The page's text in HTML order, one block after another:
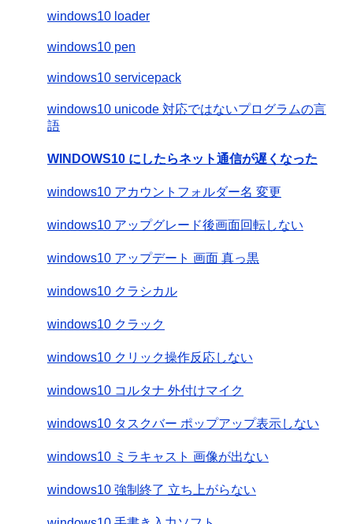
windows10 loader
windows10 pen
windows10 servicepack
windows10 unicode 対応ではないプログラムの言
語
WINDOWS10 にしたらネット通信が遅くなった
windows10 アカウントフォルダー名 変更
windows10 アップグレード後画面回転しない
windows10 アップデート 画面 真っ黒
windows10 クラシカル
windows10 クラック
windows10 クリック操作反応しない
windows10 コルタナ 外付けマイク
windows10 タスクバー ポップアップ表示しない
windows10 ミラキャスト 画像が出ない
windows10 強制終了 立ち上がらない